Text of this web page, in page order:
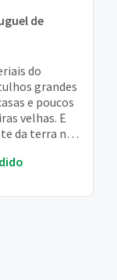
de
do
grandes
e poucos
velhas. E
da terra no